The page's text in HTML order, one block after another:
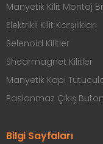
Manyetik Kilit Montaj
Elektrikli Kilit Karşılıkları
Selenoid Kilitler
Shearmagnet Kilitler
Manyetik Kapı
Paslanmaz Çıkış
Bilgi Sayfaları